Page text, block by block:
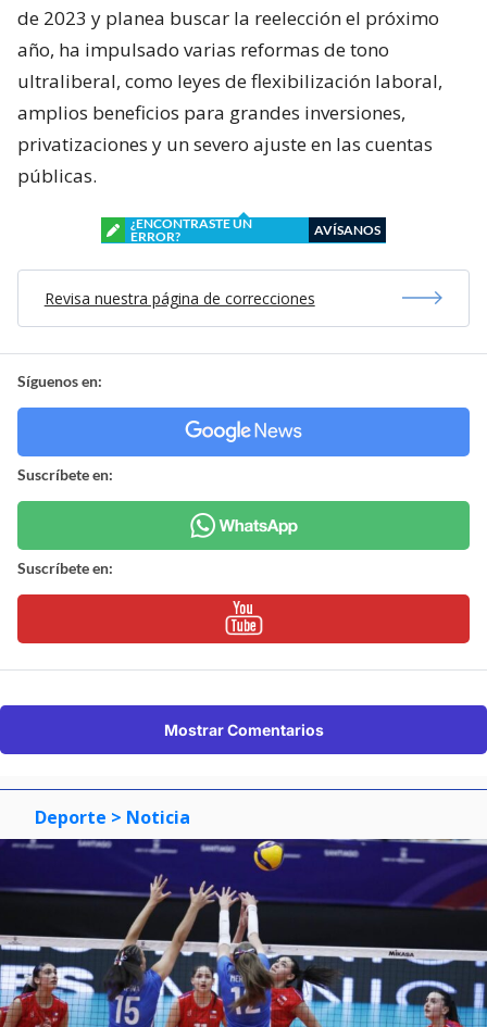
de 2023 y planea buscar la reelección el próximo
año, ha impulsado varias reformas de tono
ultraliberal, como leyes de flexibilización laboral,
amplios beneficios para grandes inversiones,
privatizaciones y un severo ajuste en las cuentas
públicas.
¿ENCONTRASTE UN
ERROR?
AVÍSANOS
Revisa nuestra página de correcciones
Síguenos en:
Suscríbete en:
Suscríbete en:
Mostrar Comentarios
Deporte > Noticia